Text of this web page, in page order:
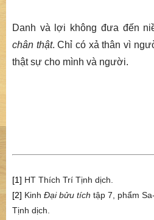
Danh và lợi không đưa đến
chân thật. Chỉ có xả thân vì
thật sự cho mình và người.
[1] HT Thích Trí Tịnh dịch.
[2] Kinh Đại bửu tích tập 7, phẩm
Tịnh dịch.